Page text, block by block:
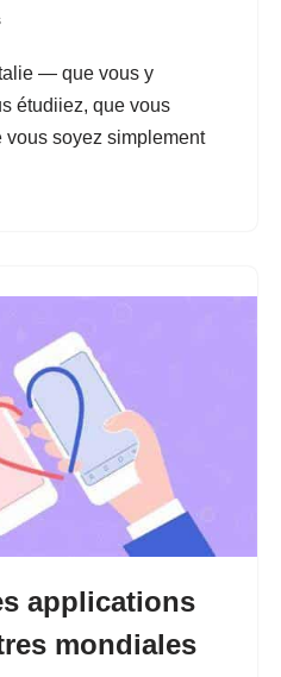
— que vous y
étudiiez, que vous
vous soyez simplement
applications
mondiales